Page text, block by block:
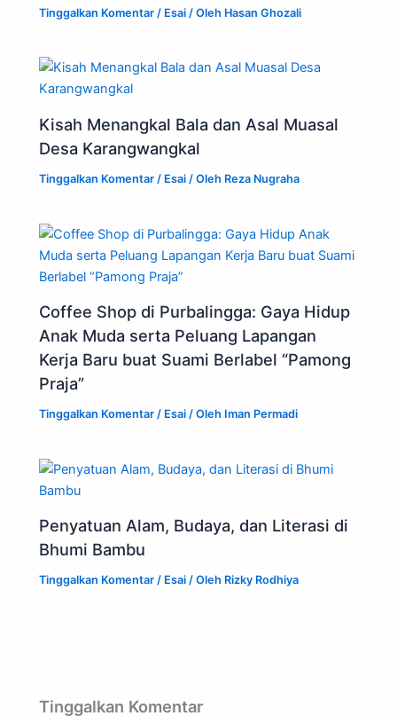
Tinggalkan Komentar / Esai / Oleh Hasan Ghozali
Kisah Menangkal Bala dan Asal Muasal
Desa Karangwangkal
Tinggalkan Komentar / Esai / Oleh Reza Nugraha
Coffee Shop di Purbalingga: Gaya Hidup
Anak Muda serta Peluang Lapangan
Kerja Baru buat Suami Berlabel “Pamong
Praja”
Tinggalkan Komentar / Esai / Oleh Iman Permadi
Penyatuan Alam, Budaya, dan Literasi di
Bhumi Bambu
Tinggalkan Komentar / Esai / Oleh Rizky Rodhiya
Tinggalkan Komentar